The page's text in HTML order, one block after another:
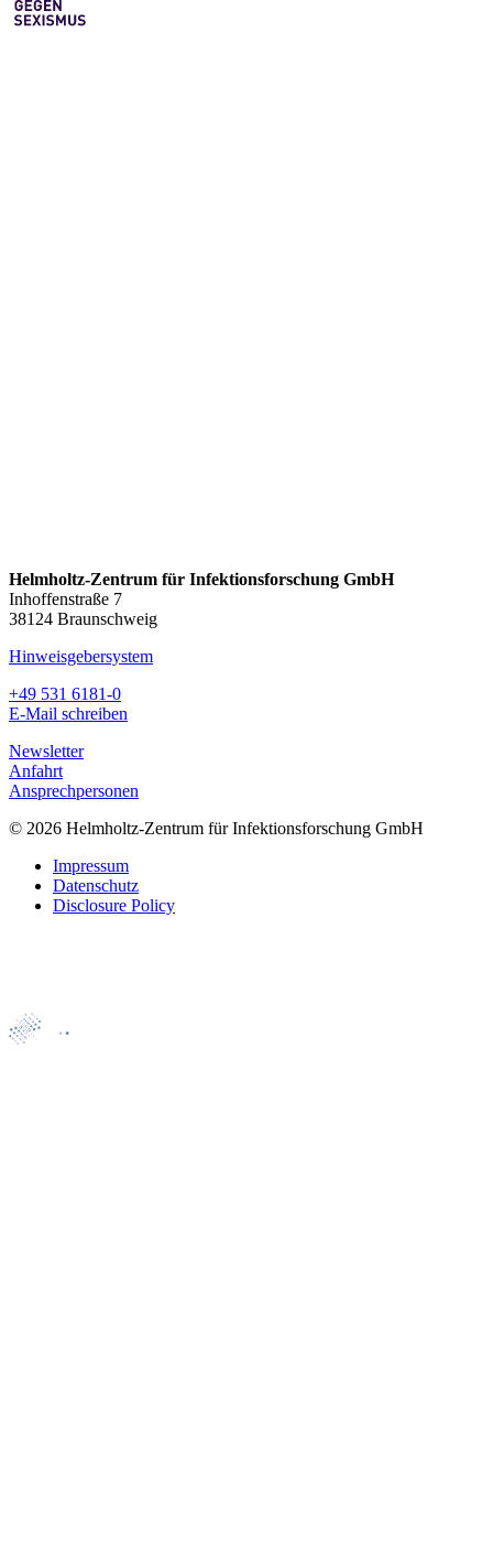
Helmholtz-Zentrum für Infektionsforschung GmbH
Inhoffenstraße 7
38124 Braunschweig
Hinweisgebersystem
+49 531 6181-0
E-Mail schreiben
Newsletter
Anfahrt
Ansprechpersonen
© 2026 Helmholtz-Zentrum für Infektionsforschung GmbH
Impressum
Datenschutz
Disclosure Policy